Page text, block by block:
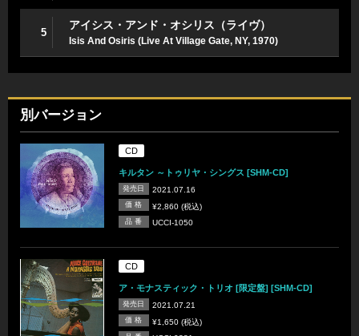
5
アイシス・アンド・オシリス（ライヴ）
Isis And Osiris (Live At Village Gate, NY, 1970)
別バージョン
CD
キルタン ～トゥリヤ・シングス [SHM-CD]
発売日 2021.07.16
価 格 ¥2,860 (税込)
品 番 UCCI-1050
CD
ア・モナスティック・トリオ [限定盤] [SHM-CD]
発売日 2021.07.21
価 格 ¥1,650 (税込)